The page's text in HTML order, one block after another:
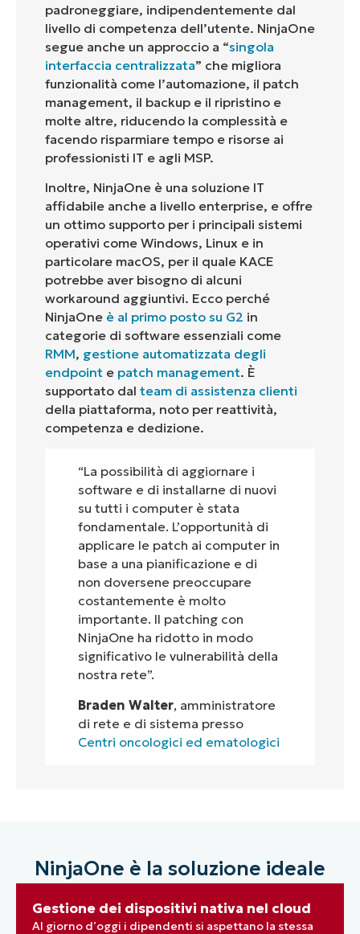
padroneggiare, indipendentemente dal
livello di competenza dell’utente. NinjaOne
segue anche un approccio a “singola
interfaccia centralizzata” che migliora
funzionalità come l’automazione, il patch
management, il backup e il ripristino e
molte altre, riducendo la complessità e
facendo risparmiare tempo e risorse ai
professionisti IT e agli MSP.
Inoltre, NinjaOne è una soluzione IT
affidabile anche a livello enterprise, e offre
un ottimo supporto per i principali sistemi
operativi come Windows, Linux e in
particolare macOS, per il quale KACE
potrebbe aver bisogno di alcuni
workaround aggiuntivi. Ecco perché
NinjaOne è al primo posto su G2 in
categorie di software essenziali come
RMM, gestione automatizzata degli
endpoint e patch management. È
supportato dal team di assistenza clienti
della piattaforma, noto per reattività,
competenza e dedizione.
“La possibilità di aggiornare i
software e di installarne di nuovi
su tutti i computer è stata
fondamentale. L’opportunità di
applicare le patch ai computer in
base a una pianificazione e di
non doversene preoccupare
costantemente è molto
importante. Il patching con
NinjaOne ha ridotto in modo
significativo le vulnerabilità della
nostra rete”.
Braden Walter, amministratore
di rete e di sistema presso
Centri oncologici ed ematologici
NinjaOne è la soluzione ideale
Gestione dei dispositivi nativa nel cloud
Al giorno d’oggi i dipendenti si aspettano la stessa